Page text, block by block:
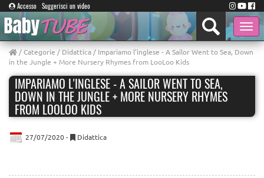
Accesso Suggerisci un video
Toggle
/Categorie / Didattica/ Impariamo l'inglese - A Sailor Went to Sea, Down
in the Jungle + More Nursery Rhymes from LooLoo Kids
IMPARIAMO L'INGLESE - A SAILOR WENT TO SEA,
DOWN IN THE JUNGLE + MORE NURSERY RHYMES
FROM LOOLOO KIDS
27/07/2020 - Didattica